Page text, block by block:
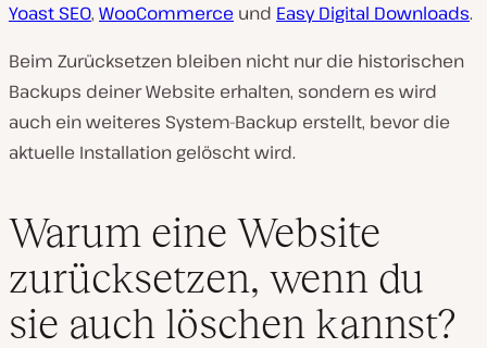
Yoast SEO, WooCommerce und Easy Digital Downloads.
Beim Zurücksetzen bleiben nicht nur die historischen
Backups deiner Website erhalten, sondern es wird
auch ein weiteres System-Backup erstellt, bevor die
aktuelle Installation gelöscht wird.
Warum eine Website
zurücksetzen, wenn du
sie auch löschen kannst?